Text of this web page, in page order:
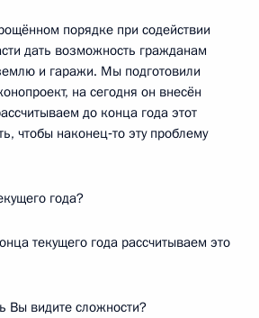
порядке при содействии
дать возможность гражданам
и гаражи. Мы подготовили
на сегодня он внесён
до конца года этот
чтобы наконец‑то эту проблему
года?
текущего года рассчитываем это
Вы видите сложности?